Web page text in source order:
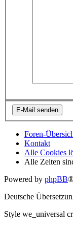
Foren-
Kontakt
Alle Cookies
Alle Zeiten
Powered by phpBB
Deutsche
Style we_universal